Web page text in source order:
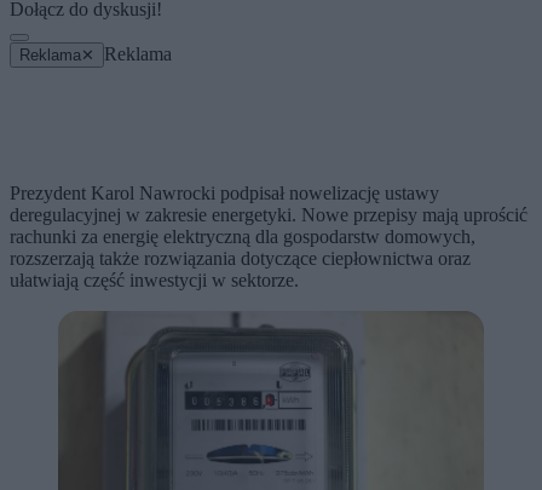
Dołącz do dyskusji!
Reklama ✕ Reklama
Prezydent Karol Nawrocki podpisał nowelizację ustawy
deregulacyjnej w zakresie energetyki. Nowe przepisy mają uprościć
rachunki za energię elektryczną dla gospodarstw domowych,
rozszerzają także rozwiązania dotyczące ciepłownictwa oraz
ułatwiają część inwestycji w sektorze.